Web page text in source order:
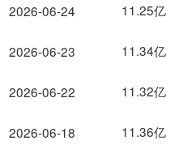
2026-06-24
2026-06-23
2026-06-22
2026-06-18
11.25亿
11.34亿
11.32亿
11.36亿